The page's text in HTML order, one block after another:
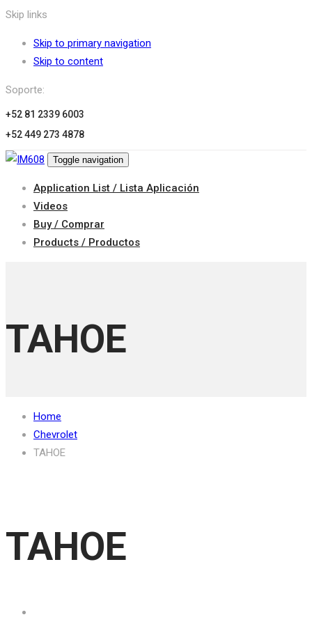
Skip links
Skip to primary navigation
Skip to content
Soporte:
+52 81 2339 6003
+52 449 273 4878
Toggle navigation
Application List / Lista Aplicación
Videos
Buy / Comprar
Products / Productos
TAHOE
Home
Chevrolet
TAHOE
TAHOE